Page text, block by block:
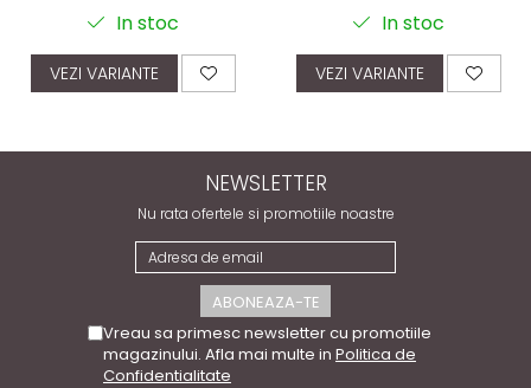
In stoc
VEZI VARIANTE
In stoc
VEZI VARIANTE
NEWSLETTER
Nu rata ofertele si promotiile noastre
Vreau sa primesc newsletter cu promotiile
magazinului. Afla mai multe in Politica de
Confidentialitate